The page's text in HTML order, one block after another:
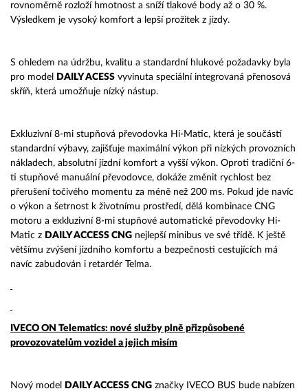
rovnoměrně rozloží hmotnost a sníží tlakové body až o 30 %.
Výsledkem je vysoký komfort a lepší prožitek z jízdy.
S ohledem na údržbu, kvalitu a standardní hlukové požadavky byla
pro model
DAILY ACESS vyvinuta speciální integrovaná přenosová
skříň, která umožňuje nízký nástup.
Exkluzivní 8-mi stupňová převodovka Hi-Matic, která je součástí
standardní výbavy, zajišťuje maximální výkon při nízkých provozních
nákladech, absolutní jízdní komfort a vyšší výkon. Oproti tradiční 6-
ti stupňové manuální převodovce, dokáže změnit rychlost bez
přerušení točivého momentu za méně než 200 ms. Pokud jde navíc
o výkon a šetrnost k životnímu prostředí, dělá kombinace CNG
motoru a exkluzivní 8-mi stupňové automatické převodovky Hi-
Matic z DAILY ACCESS CNG nejlepší minibus ve své třídě. K ještě
většímu zvýšení jízdního komfortu a bezpečnosti cestujících má
navíc zabudován i retardér Telma.
IVECO ON Telematics: nové služby plně přizpůsobené
provozovatelům vozidel a jejich misím
Nový model DAILY ACCESS CNG značky IVECO BUS bude nabízen